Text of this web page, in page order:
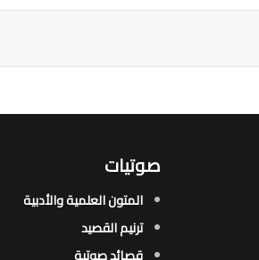
صوتيات
المتون العلمية والأدبية
ترنيم القصيد
قصائد صوتية